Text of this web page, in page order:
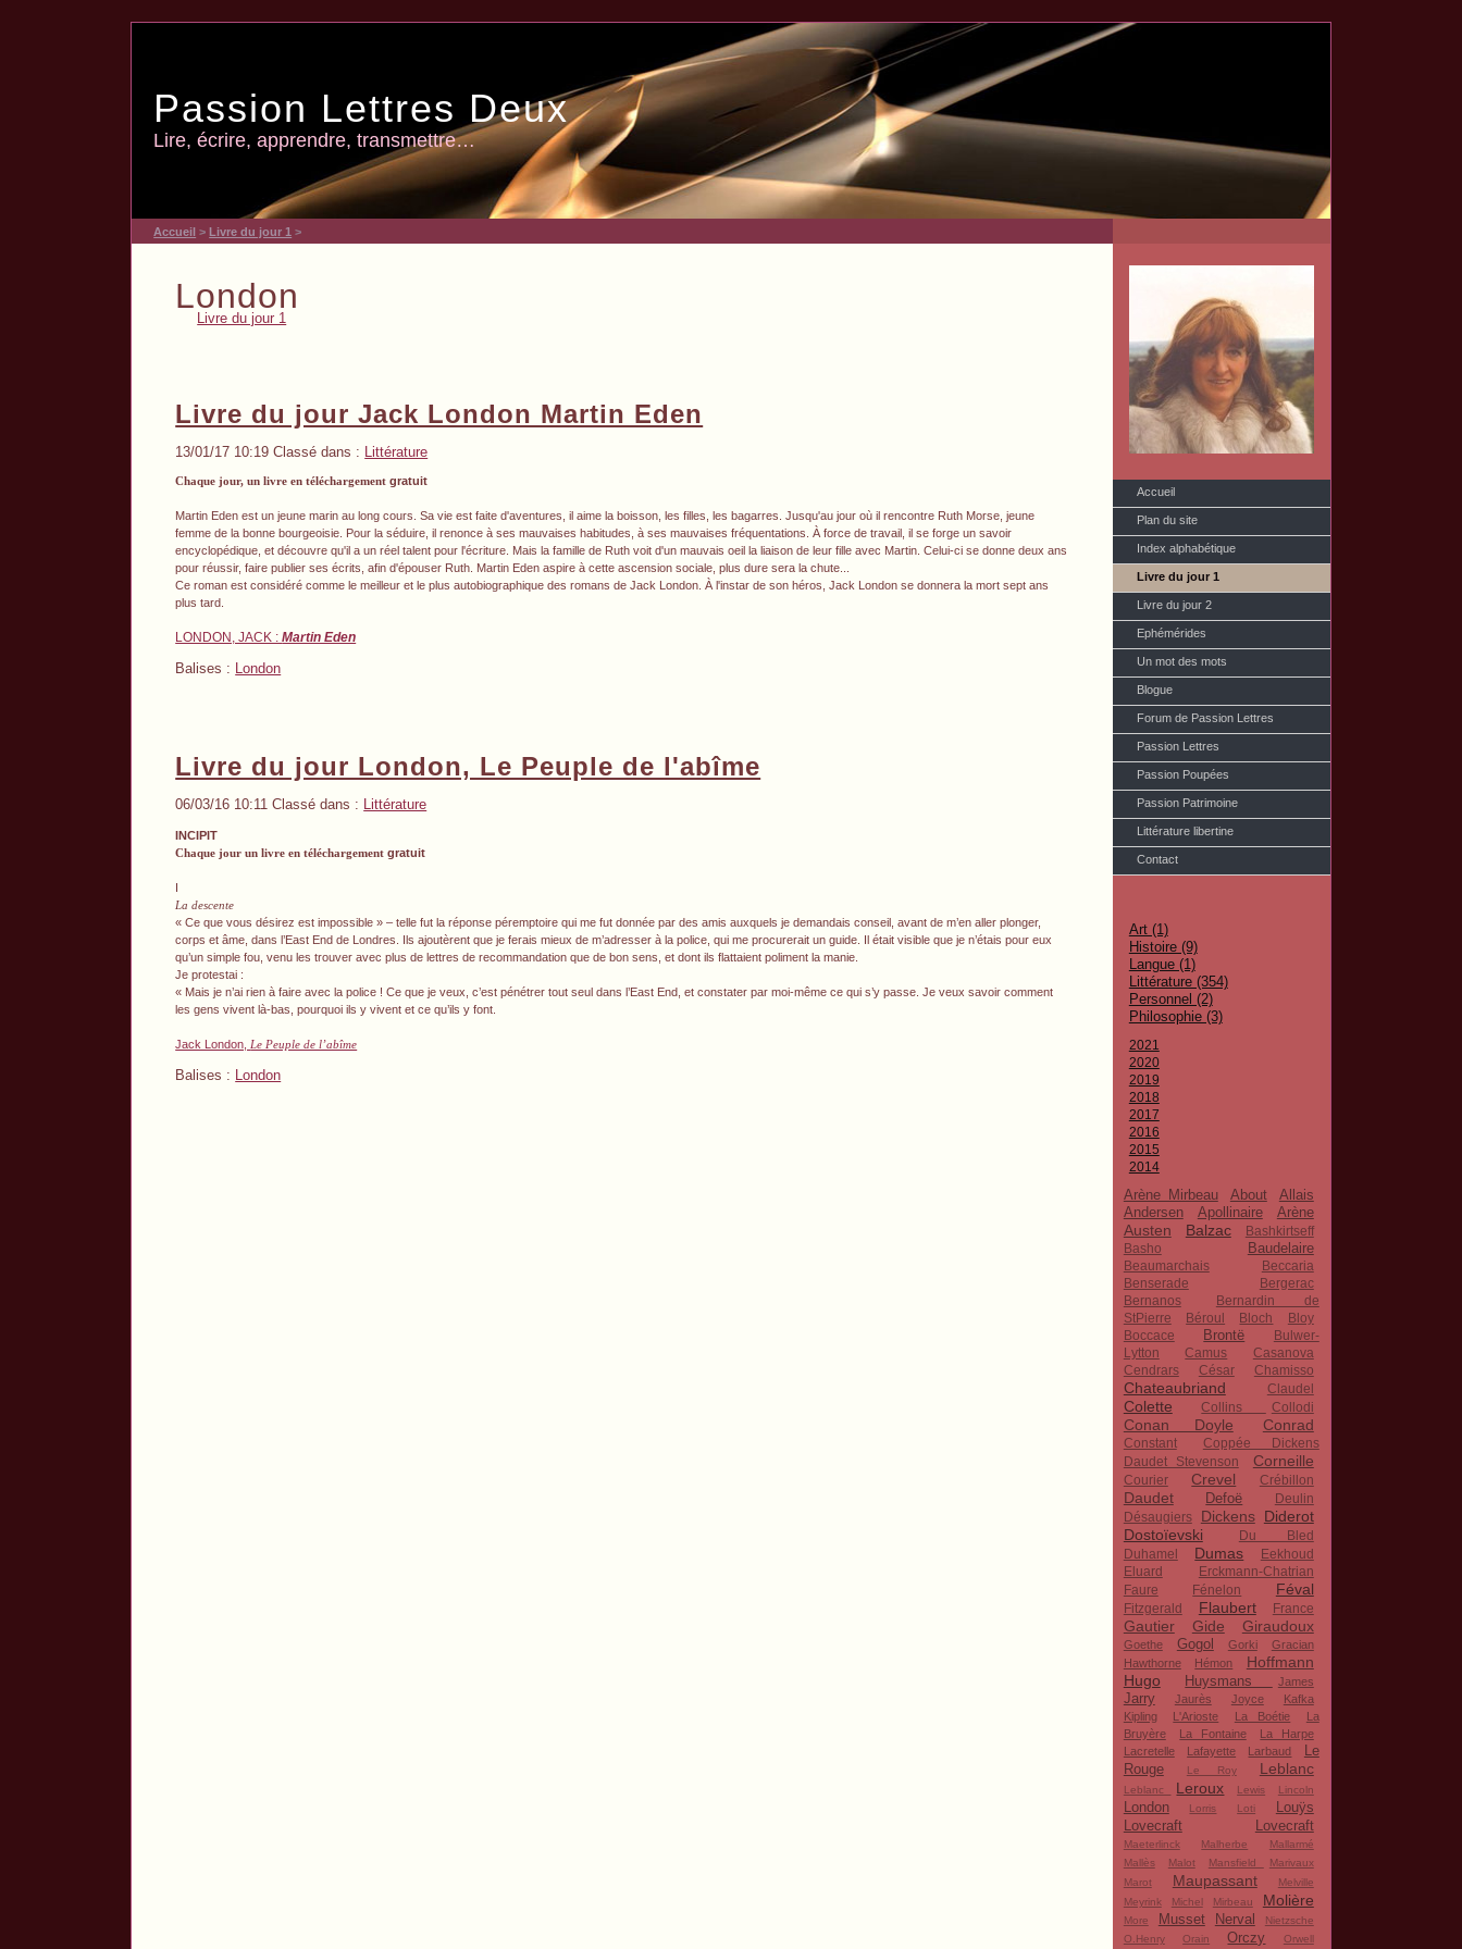
Passion Lettres Deux
Lire, écrire, apprendre, transmettre…
Accueil
Plan du site
Index alphabétique
Livre du jour 1
Livre du jour 2
Ephémérides
Un mot des mots
Blogue
Forum de Passion Lettres
Passion Lettres
Passion Poupées
Passion Patrimoine
Littérature libertine
Contact
Art (1)
Histoire (9)
Langue (1)
Littérature (354)
Personnel (2)
Philosophie (3)
2021
2020
2019
2018
2017
2016
2015
2014
Arène Mirbeau About
Allais
Andersen
Apollinaire Arène
Austen Balzac
Bashkirtseff
Basho
Baudelaire
Beaumarchais
Beccaria
Benserade
Bergerac
Bernanos
Bernardin de
StPierre
Béroul Bloch
Bloy
Boccace
Brontë
Bulwer-
Lytton
Camus
Casanova
Cendrars
César Chamisso
Chateaubriand Claudel
Colette Collins Collodi
Conan Doyle Conrad
Constant
Coppée Dickens
Daudet Stevenson
Corneille
Courier Crevel Crébillon
Daudet Defoë
Deulin
Désaugiers
Dickens Diderot
Dostoïevski
Du Bled
Duhamel
Dumas
Eekhoud
Eluard
Erckmann-Chatrian
Faure
Fénelon Féval
Fitzgerald Flaubert France
Gautier Gide Giraudoux
Goethe Gogol Gorki
Gracian
Hawthorne
Hémon
Hoffmann
Hugo
Huysmans James
Jarry Jaurès Joyce
Kafka
Kipling
L'Arioste La Boétie
La
Bruyère
La Fontaine
La Harpe
Lacretelle
Lafayette Larbaud
Le
Rouge
Le Roy Leblanc
Leblanc Leroux Lewis Lincoln
London Lorris Loti
Louÿs
Lovecraft
Lovecraft
Maeterlinck Malherbe
Mallarmé
Mallès
Malot Mansfield
Marivaux
Marot
Maupassant
Melville
Meyrink
Michel Mirbeau Molière
More Musset Nerval
Nietzsche
O.Henry
Orain Orczy Orwell
Accueil >Livre du jour 1 >
London
Livre du jour 1
Livre du jour Jack London Martin Eden
13/01/17 10:19 Classé dans : Littérature
Chaque jour, un livre en téléchargement gratuit
Martin Eden est un jeune marin au long cours. Sa vie est faite d'aventures, il aime la boisson, les filles, les bagarres. Jusqu'au jour où il rencontre Ruth Morse, jeune
femme de la bonne bourgeoisie. Pour la séduire, il renonce à ses mauvaises habitudes, à ses mauvaises fréquentations. À force de travail, il se forge un savoir
encyclopédique, et découvre qu'il a un réel talent pour l'écriture. Mais la famille de Ruth voit d'un mauvais oeil la liaison de leur fille avec Martin. Celui-ci se donne deux ans
pour réussir, faire publier ses écrits, afin d'épouser Ruth. Martin Eden aspire à cette ascension sociale, plus dure sera la chute...
Ce roman est considéré comme le meilleur et le plus autobiographique des romans de Jack London. À l'instar de son héros, Jack London se donnera la mort sept ans
plus tard.
LONDON, JACK :Martin Eden
Balises : London
Livre du jour London, Le Peuple de l'abîme
06/03/16 10:11 Classé dans : Littérature
INCIPIT
Chaque jour un livre en téléchargement gratuit
I
La descente
« Ce que vous désirez est impossible » – telle fut la réponse péremptoire qui me fut donnée par des amis auxquels je demandais conseil, avant de m’en aller plonger,
corps et âme, dans l’East End de Londres. Ils ajoutèrent que je ferais mieux de m’adresser à la police, qui me procurerait un guide. Il était visible que je n’étais pour eux
qu’un simple fou, venu les trouver avec plus de lettres de recommandation que de bon sens, et dont ils flattaient poliment la manie.
Je protestai :
« Mais je n’ai rien à faire avec la police ! Ce que je veux, c’est pénétrer tout seul dans l’East End, et constater par moi-même ce qui s’y passe. Je veux savoir comment
les gens vivent là-bas, pourquoi ils y vivent et ce qu’ils y font.
Jack London, Le Peuple de l’abîme
Balises : London